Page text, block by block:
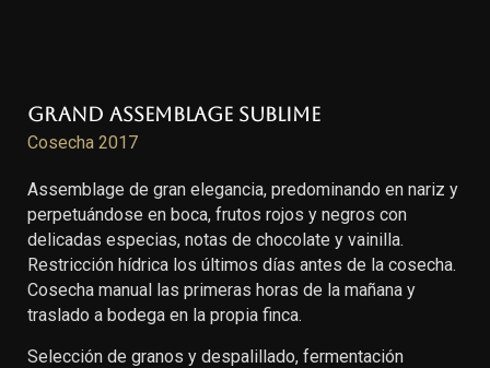
Grand Assemblage Sublime
Cosecha 2017
Assemblage de gran elegancia, predominando en nariz y
perpetuándose en boca, frutos rojos y negros con
delicadas especias, notas de chocolate y vainilla.
Restricción hídrica los últimos días antes de la cosecha.
Cosecha manual las primeras horas de la mañana y
traslado a bodega en la propia finca.
Selección de granos y despalillado, fermentación